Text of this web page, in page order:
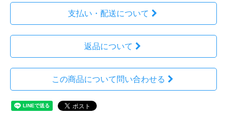
支払い・配送について
返品について
この商品について問い合わせる